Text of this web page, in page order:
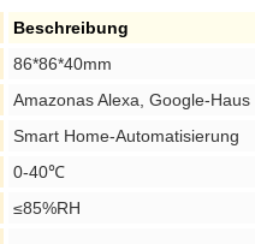
Beschreibung
86*86*40mm
Amazonas Alexa, Google-Haus
Smart Home-Automatisierung
0-40℃
≤85%RH